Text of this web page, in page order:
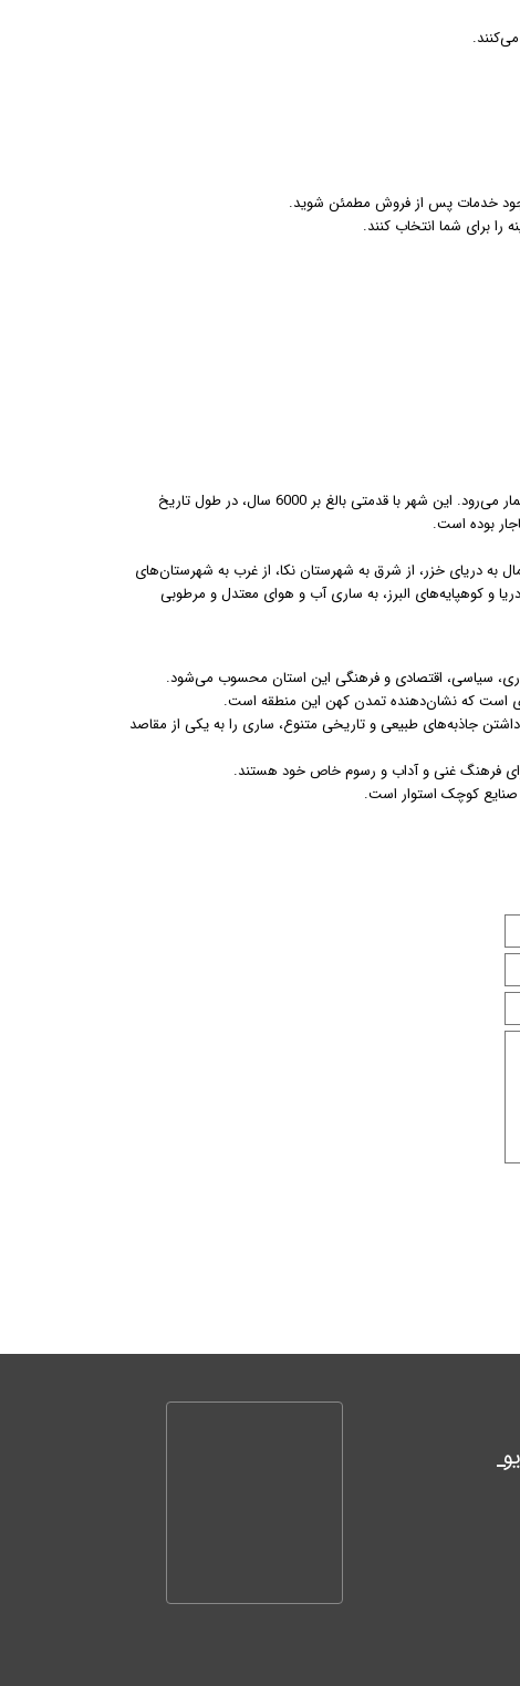
وجود خدمات پس از فروش مطمئن شوید.
را برای شما انتخاب کنند.
، مرکز استان مازندران، یکی از قدیمی‌ترین و مهم‌ترین شهرهای شمال ایران به شمار می‌رود. این شهر با قدمتی بالغ بر 6000 سال، در طول تاریخ
بوده است.
به دریای خزر، از شرق به شهرستان نکا، از غرب به شهرستان‌های
و کوهپایه‌های البرز، به ساری آب و هوای معتدل و مرطوبی
سیاسی، اقتصادی و فرهنگی این استان محسوب می‌شود.
است که نشان‌دهنده تمدن کهن این منطقه است.
جاذبه‌های طبیعی و تاریخی متنوع، ساری را به یکی از مقاصد
فرهنگ غنی و آداب و رسوم خاص خود هستند.
صنایع کوچک استوار است.